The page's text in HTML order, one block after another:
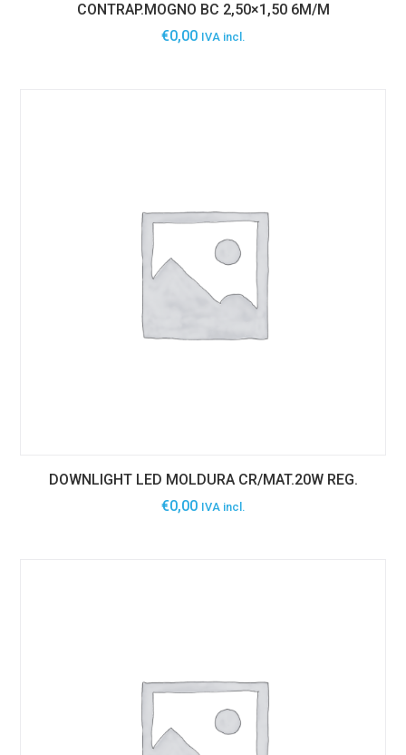
CONTRAP.MOGNO BC 2,50×1,50 6M/M
€0,00 IVA incl.
DOWNLIGHT LED MOLDURA CR/MAT.20W REG.
€0,00 IVA incl.